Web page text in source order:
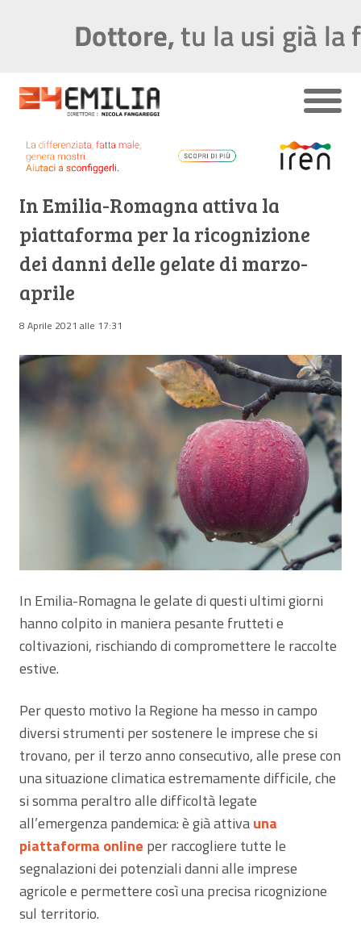
In Emilia-Romagna attiva la
piattaforma per la ricognizione
dei danni delle gelate di marzo-
aprile
8 Aprile 2021 alle 17:31
In Emilia-Romagna le gelate di questi ultimi giorni
hanno colpito in maniera pesante frutteti e
coltivazioni, rischiando di compromettere le raccolte
estive.
Per questo motivo la Regione ha messo in campo
diversi strumenti per sostenere le imprese che si
trovano, per il terzo anno consecutivo, alle prese con
una situazione climatica estremamente difficile, che
si somma peraltro alle difficoltà legate
all’emergenza pandemica: è già attivauna
piattaforma online per raccogliere tutte le
segnalazioni dei potenziali danni alle imprese
agricole e permettere così una precisa ricognizione
sul territorio.